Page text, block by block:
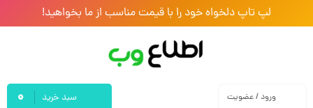
لپ تاپ دلخواه خود را با قیمت مناسب از ما بخواهید!
ورود / عضویت سبد خرید 0